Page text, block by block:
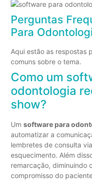
Perguntas
Para
Aqui estão as respostas
comuns sobre o tema.
Como um
odontologia
show?
Umsoftware para
automatizar a
lembretes de consulta
esquecimento. Além
remarcação, diminuindo
compromisso do